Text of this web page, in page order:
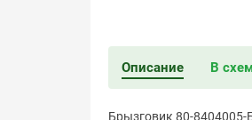
Описание В
Брызговик 80-